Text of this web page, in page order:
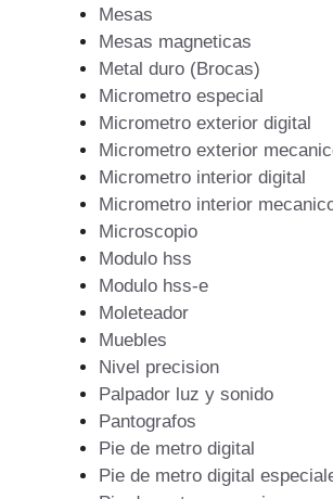
Mesas
Mesas magneticas
Metal duro (Brocas)
Micrometro especial
Micrometro exterior digital
Micrometro exterior
Micrometro interior digital
Micrometro interior
Microscopio
Modulo hss
Modulo hss-e
Moleteador
Muebles
Nivel precision
Palpador luz y sonido
Pantografos
Pie de metro digital
Pie de metro digital